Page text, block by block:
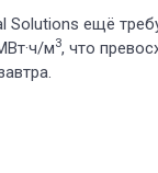
Solutions ещё
м3, что